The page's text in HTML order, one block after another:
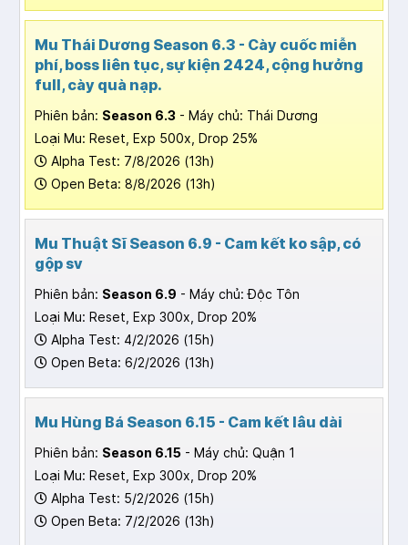
Mu Thái Dương Season 6.3 - Cày cuốc miễn
phí, boss liên tục, sự kiện 2424, cộng hưởng
full, cày quà nạp.
Phiên bản: Season 6.3 - Máy chủ: Thái Dương
Loại Mu: Reset, Exp 500x, Drop 25%
Alpha Test: 7/8/2026 (13h)
Open Beta: 8/8/2026 (13h)
Mu Thuật Sĩ Season 6.9 - Cam kết ko sập, có
gộp sv
Phiên bản: Season 6.9 - Máy chủ: Độc Tôn
Loại Mu: Reset, Exp 300x, Drop 20%
Alpha Test: 4/2/2026 (15h)
Open Beta: 6/2/2026 (13h)
Mu Hùng Bá Season 6.15 - Cam kết lâu dài
Phiên bản: Season 6.15 - Máy chủ: Quận 1
Loại Mu: Reset, Exp 300x, Drop 20%
Alpha Test: 5/2/2026 (15h)
Open Beta: 7/2/2026 (13h)